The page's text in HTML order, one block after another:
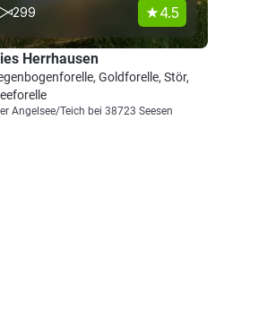
299 4.5
Herrhausen
Goldforelle, Stör,
Angelsee/Teich bei 38723 Seesen